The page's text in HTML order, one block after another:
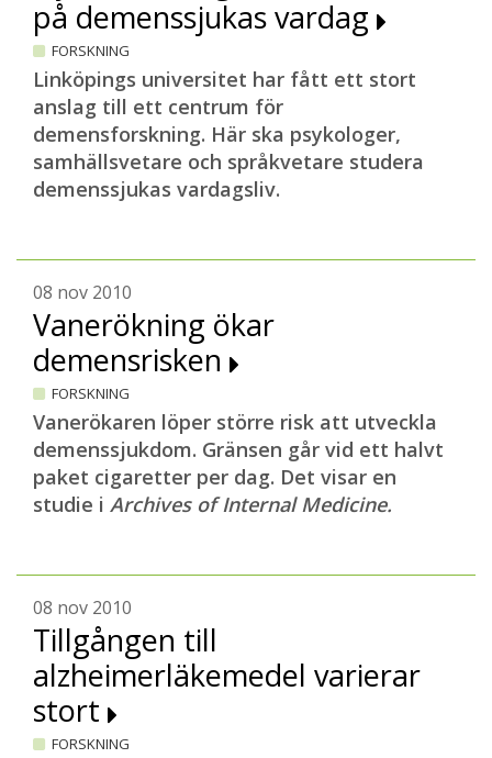
på demenssjukas vardag
FORSKNING
Linköpings universitet har fått ett stort
anslag till ett centrum för
demensforskning. Här ska psykologer,
samhällsvetare och språkvetare studera
demenssjukas vardagsliv.
08 nov 2010
Vanerökning ökar
demensrisken
FORSKNING
Vanerökaren löper större risk att utveckla
demenssjukdom. Gränsen går vid ett halvt
paket cigaretter per dag. Det visar en
studie i Archives of Internal Medicine.
08 nov 2010
Tillgången till
alzheimerläkemedel varierar
stort
FORSKNING